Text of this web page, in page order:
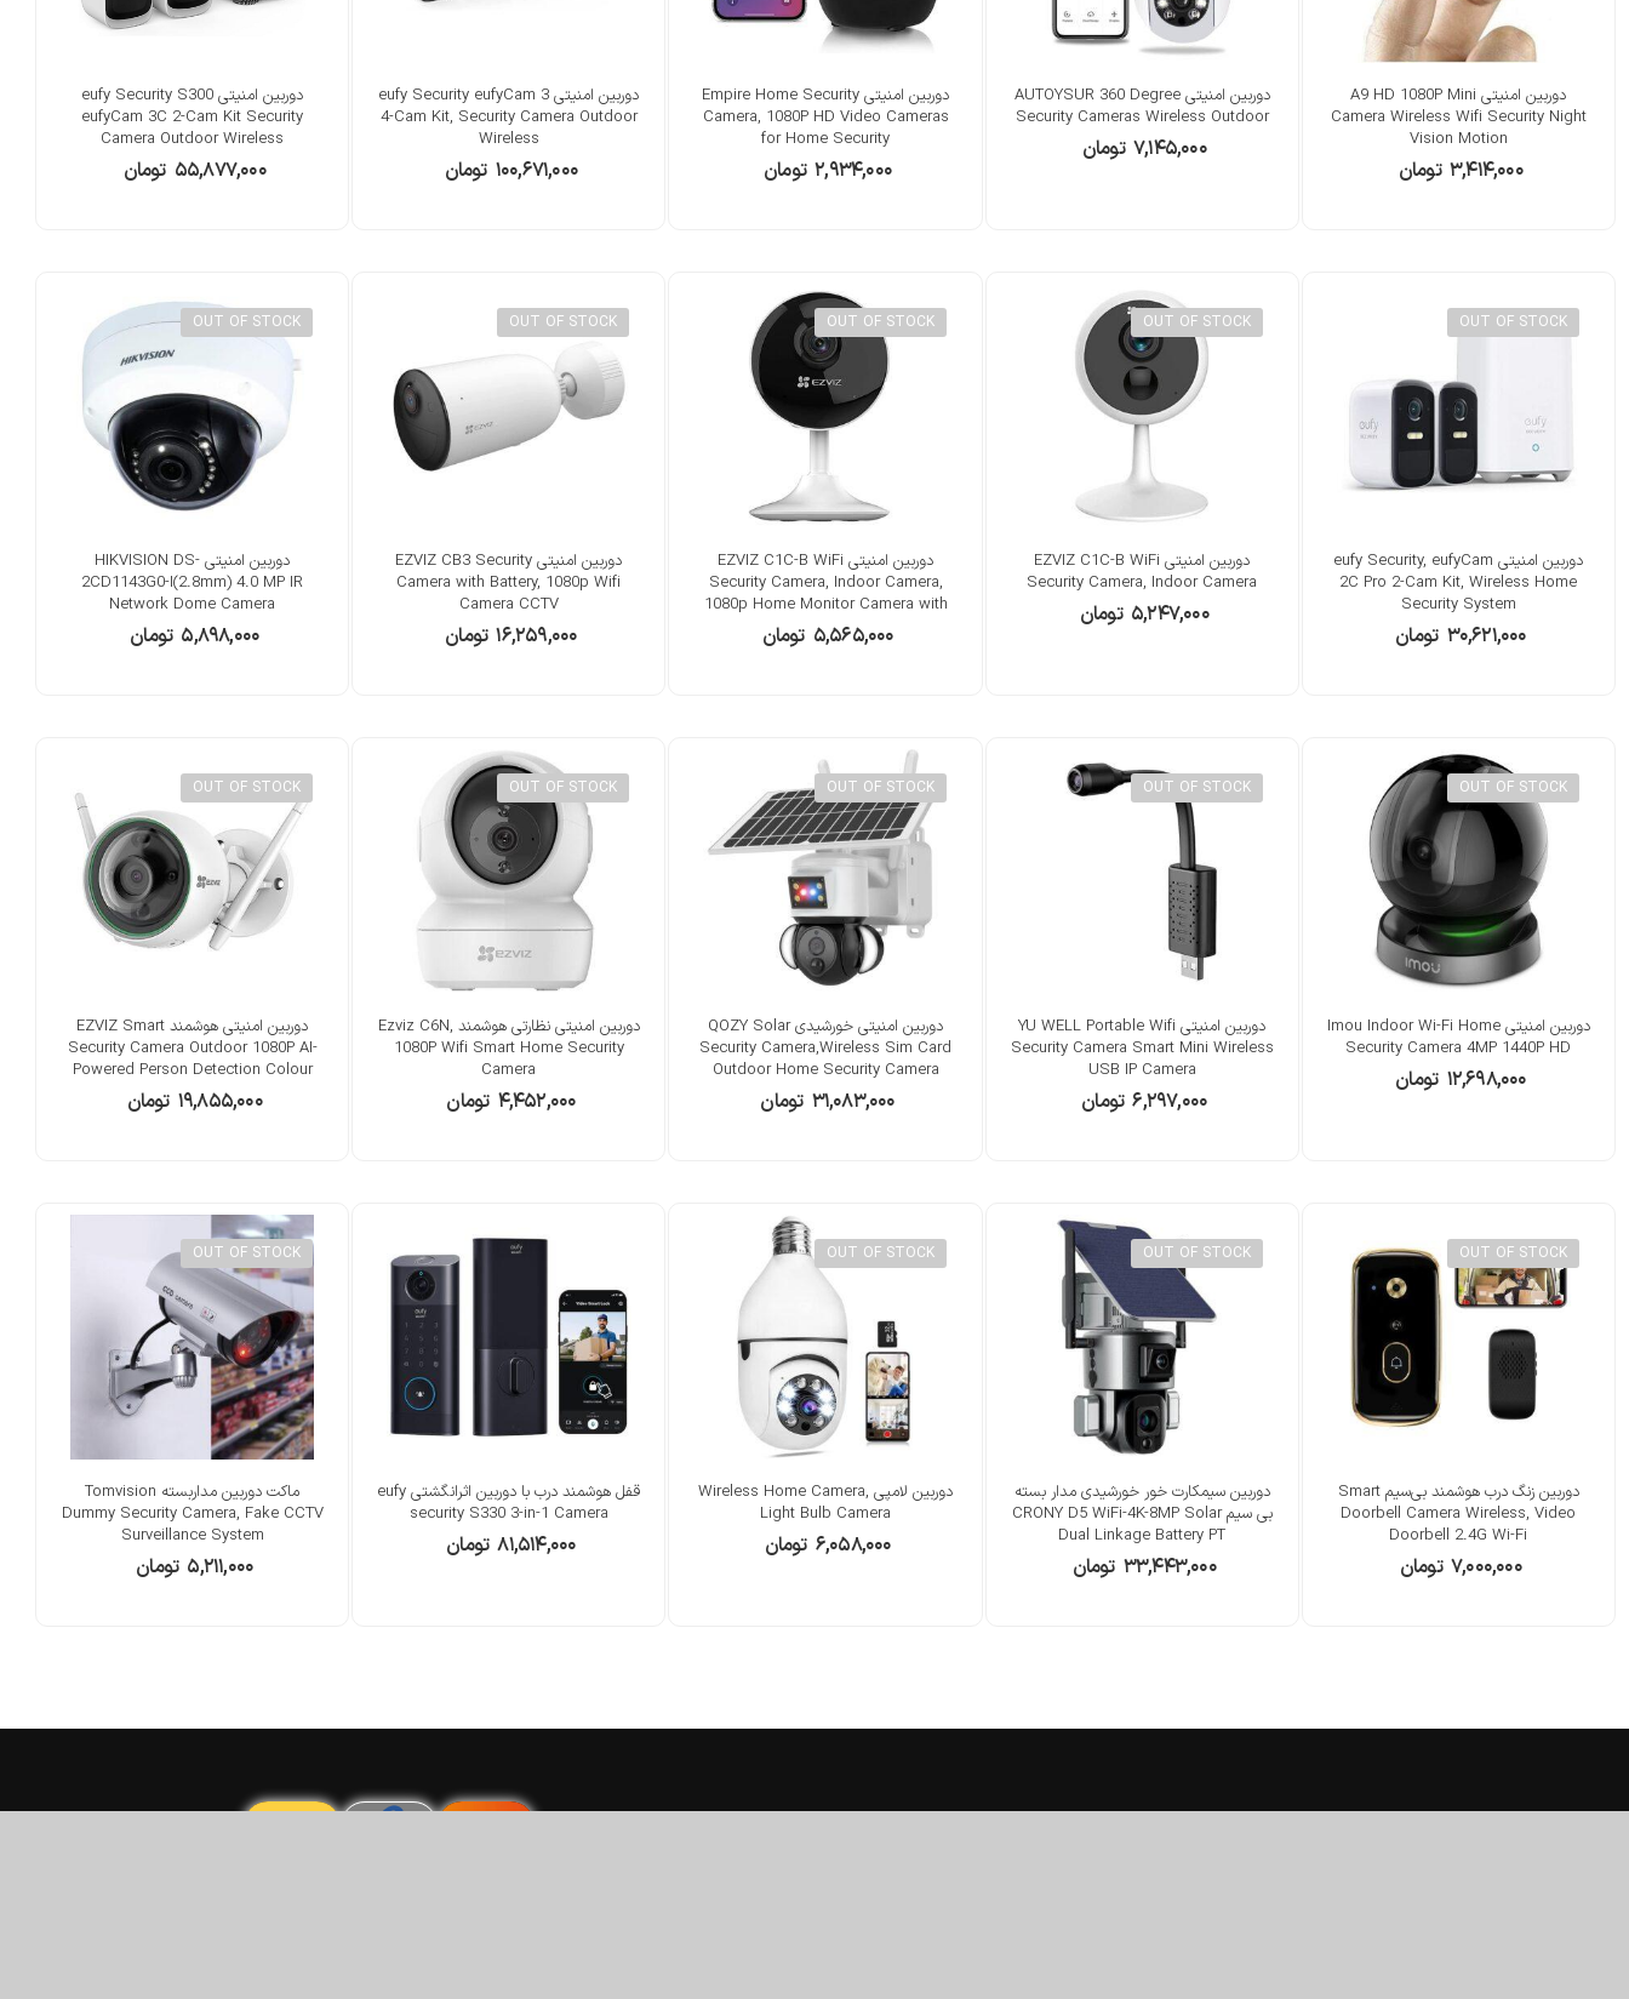
دوربین امنیتی A9 HD 1080P Mini
Camera Wireless Wifi Security Night
Vision Motion
۳,۴۱۴,۰۰۰ تومان
دوربین امنیتی AUTOYSUR 360 Degree
Security Cameras Wireless Outdoor
۷,۱۴۵,۰۰۰ تومان
دوربین امنیتی Empire Home Security
Camera, 1080P HD Video Cameras
for Home Security
۲,۹۳۴,۰۰۰ تومان
دوربین امنیتی eufy Security eufyCam 3
4-Cam Kit, Security Camera Outdoor
Wireless
۱۰۰,۶۷۱,۰۰۰ تومان
دوربین امنیتی eufy Security S300
eufyCam 3C 2-Cam Kit Security
Camera Outdoor Wireless
۵۵,۸۷۷,۰۰۰ تومان
OUT OF STOCK
دوربین امنیتی eufy Security, eufyCam
2C Pro 2-Cam Kit, Wireless Home
Security System
۳۰,۶۲۱,۰۰۰ تومان
OUT OF STOCK
دوربین امنیتی EZVIZ C1C-B WiFi
Security Camera, Indoor Camera
۵,۲۴۷,۰۰۰ تومان
OUT OF STOCK
دوربین امنیتی EZVIZ C1C-B WiFi
Security Camera, Indoor Camera,
1080p Home Monitor Camera with
12m Night Vision
۵,۵۶۵,۰۰۰ تومان
OUT OF STOCK
دوربین امنیتی EZVIZ CB3 Security
Camera with Battery, 1080p Wifi
Camera CCTV
۱۶,۲۵۹,۰۰۰ تومان
OUT OF STOCK
دوربین امنیتی HIKVISION DS-
2CD1143G0-I(2.8mm) 4.0 MP IR
Network Dome Camera
۵,۸۹۸,۰۰۰ تومان
OUT OF STOCK
دوربین امنیتی Imou Indoor Wi-Fi Home
Security Camera 4MP 1440P HD
۱۲,۶۹۸,۰۰۰ تومان
OUT OF STOCK
دوربین امنیتی YU WELL Portable Wifi
Security Camera Smart Mini Wireless
USB IP Camera
۶,۲۹۷,۰۰۰ تومان
OUT OF STOCK
دوربین امنیتی خورشیدی QOZY Solar
Security Camera,Wireless Sim Card
Outdoor Home Security Camera
۳۱,۰۸۳,۰۰۰ تومان
OUT OF STOCK
دوربین امنیتی نظارتی هوشمند Ezviz C6N,
1080P Wifi Smart Home Security
Camera
۴,۴۵۲,۰۰۰ تومان
OUT OF STOCK
دوربین امنیتی هوشمند EZVIZ Smart
Security Camera Outdoor 1080P AI-
Powered Person Detection Colour
Night Vision H.265
۱۹,۸۵۵,۰۰۰ تومان
OUT OF STOCK
دوربین زنگ درب هوشمند بی‌سیم Smart
Doorbell Camera Wireless, Video
Doorbell 2.4G Wi-Fi
۷,۰۰۰,۰۰۰ تومان
OUT OF STOCK
دوربین سیمکارت خور خورشیدی مدار بسته
بی سیم CRONY D5 WiFi-4K-8MP Solar
Dual Linkage Battery PT
۳۳,۴۴۳,۰۰۰ تومان
OUT OF STOCK
دوربین لامپی Wireless Home Camera,
Light Bulb Camera
۶,۰۵۸,۰۰۰ تومان
قفل هوشمند درب با دوربین اثرانگشتی eufy
security S330 3-in-1 Camera
۸۱,۵۱۴,۰۰۰ تومان
OUT OF STOCK
ماکت دوربین مداربسته Tomvision
Dummy Security Camera, Fake CCTV
Surveillance System
۵,۲۱۱,۰۰۰ تومان